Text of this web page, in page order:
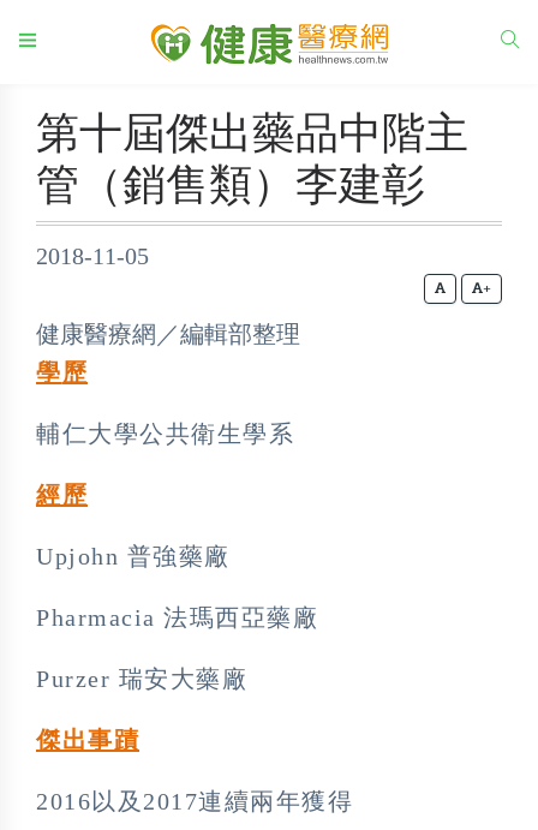
第十屆傑出藥品中階主
管（銷售類）李建彰
2018-11-05
+
健康醫療網／編輯部整理
學歷
輔仁大學公共衛生學系
經歷
Upjohn 普強藥廠
Pharmacia 法瑪西亞藥廠
Purzer 瑞安大藥廠
傑出事蹟
2016以及2017連續兩年獲得